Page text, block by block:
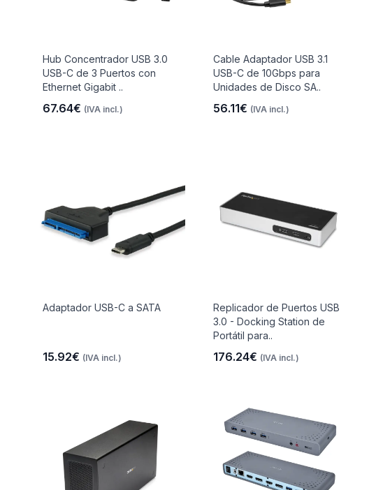
Hub Concentrador USB 3.0
USB-C de 3 Puertos con
Ethernet Gigabit ..
67.64€ (IVA incl.)
Cable Adaptador USB 3.1
USB-C de 10Gbps para
Unidades de Disco SA..
56.11€ (IVA incl.)
Adaptador USB-C a SATA
15.92€ (IVA incl.)
Replicador de Puertos USB
3.0 - Docking Station de
Portátil para..
176.24€ (IVA incl.)